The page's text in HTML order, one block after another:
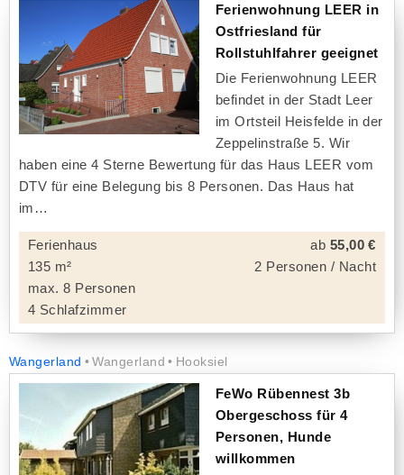
Ferienwohnung LEER in
Ostfriesland für
Rollstuhlfahrer geeignet
Die Ferienwohnung LEER
befindet in der Stadt Leer
im Ortsteil Heisfelde in der
Zeppelinstraße 5. Wir
haben eine 4 Sterne Bewertung für das Haus LEER vom
DTV für eine Belegung bis 8 Personen. Das Haus hat
im
Ferienhaus
135 m²
max. 8 Personen
4 Schlafzimmer
ab 55,00 €
2 Personen / Nacht
Wangerland Wangerland Hooksiel
FeWo Rübennest 3b
Obergeschoss für 4
Personen, Hunde
willkommen